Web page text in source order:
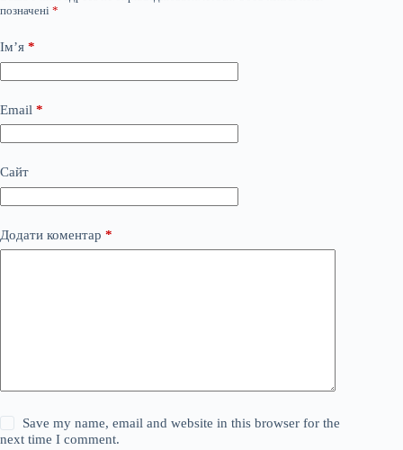
позначені *
Ім’я *
Email *
Сайт
Додати коментар *
Save my name, email and website in this browser for the
next time I comment.